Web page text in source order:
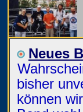
Neues
bisher
können